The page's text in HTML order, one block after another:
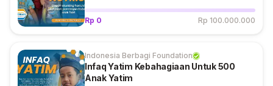
Rp 0 Rp 100.000.000
Indonesia Berbagi Foundation
Infaq Yatim Kebahagiaan Untuk 500
Anak Yatim